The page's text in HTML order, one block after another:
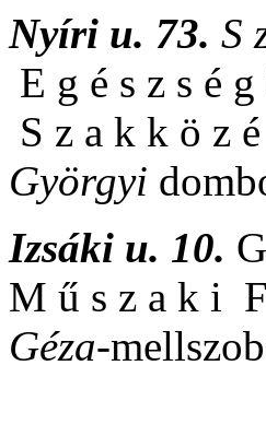
Nyíri u. 73. S
E g é s z s é
S z a k k ö z
Györgyi
Izsáki u. 10.
M ű s z a k i
Géza-